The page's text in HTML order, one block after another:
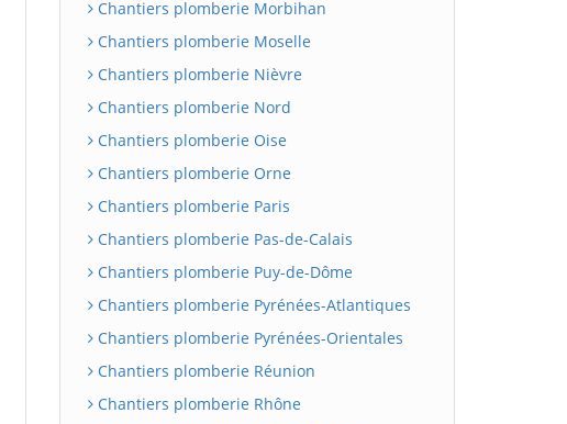
Chantiers plomberie Morbihan
Chantiers plomberie Moselle
Chantiers plomberie Nièvre
Chantiers plomberie Nord
Chantiers plomberie Oise
Chantiers plomberie Orne
Chantiers plomberie Paris
Chantiers plomberie Pas-de-Calais
Chantiers plomberie Puy-de-Dôme
Chantiers plomberie Pyrénées-Atlantiques
Chantiers plomberie Pyrénées-Orientales
Chantiers plomberie Réunion
Chantiers plomberie Rhône